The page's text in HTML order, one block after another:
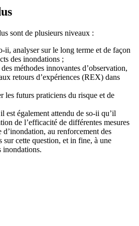
sont de plusieurs niveaux :
ii, analyser sur le long terme et de façon
des inondations ;
méthodes innovantes d’observation,
retours d’expériences (REX) dans
les futurs praticiens du risque et de
est également attendu de so-ii qu’il
de l’efficacité de différentes mesures
d’inondation, au renforcement des
sur cette question, et in fine, à une
inondations.